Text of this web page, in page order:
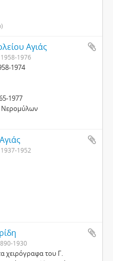
Αγιάς
1958-1976
1974
1977
Νερομύλων
1937-1952
1930
χειρόγραφα του Γ.